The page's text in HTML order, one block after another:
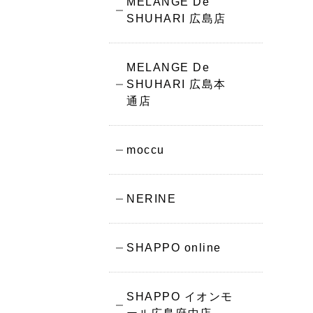
SHUHARI 広島店
MELANGE De
SHUHARI 広島本
通店
moccu
NERINE
SHAPPO online
SHAPPO イオンモ